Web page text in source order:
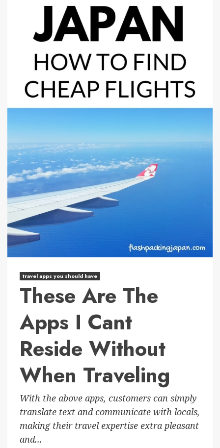
travel apps you should have
These Are The
Apps I Cant
Reside Without
When Traveling
With the above apps, customers can simply
translate text and communicate with locals,
making their travel expertise extra pleasant
and...